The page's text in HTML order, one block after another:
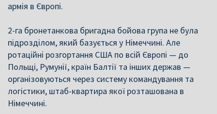
армія в Європі.
2-га бронетанкова бригадна бойова група не була
підрозділом, який базується у Німеччині. Але
ротаційні розгортання США по всій Європі — до
Польщі, Румунії, країн Балтії та інших держав —
організовуються через систему командування та
логістики, штаб-квартира якої розташована в
Німеччині.